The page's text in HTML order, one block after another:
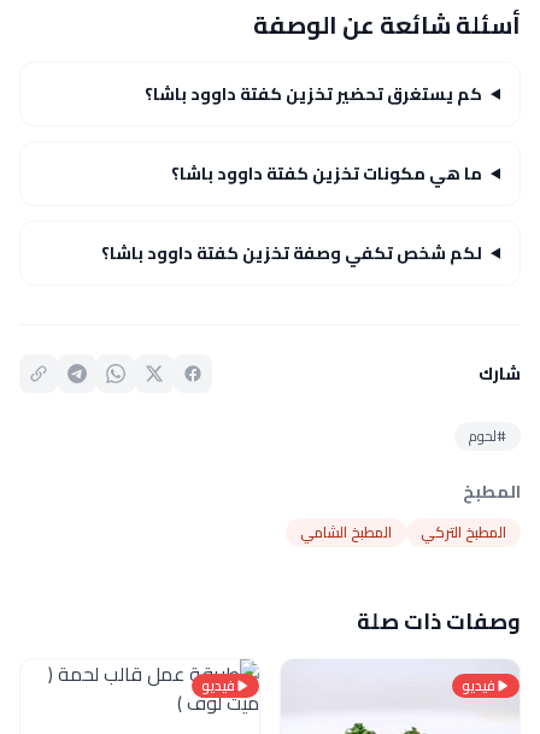
أسئلة شائعة عن الوصفة
كم يستغرق تحضير تخزين كفتة داوود باشا؟
ما هي مكونات تخزين كفتة داوود باشا؟
لكم شخص تكفي وصفة تخزين كفتة داوود باشا؟
شارك
#لحوم
المطبخ
المطبخ التركي المطبخ الشامي
وصفات ذات صلة
فيديو فيديو